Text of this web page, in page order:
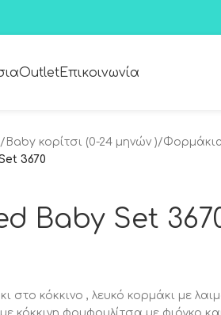
OutletΕπικοινωνία
/ Baby κορίτσι (0-24 μηνών )/
3670
Baby Set
στο κόκκινο , λευκό κορμάκι με